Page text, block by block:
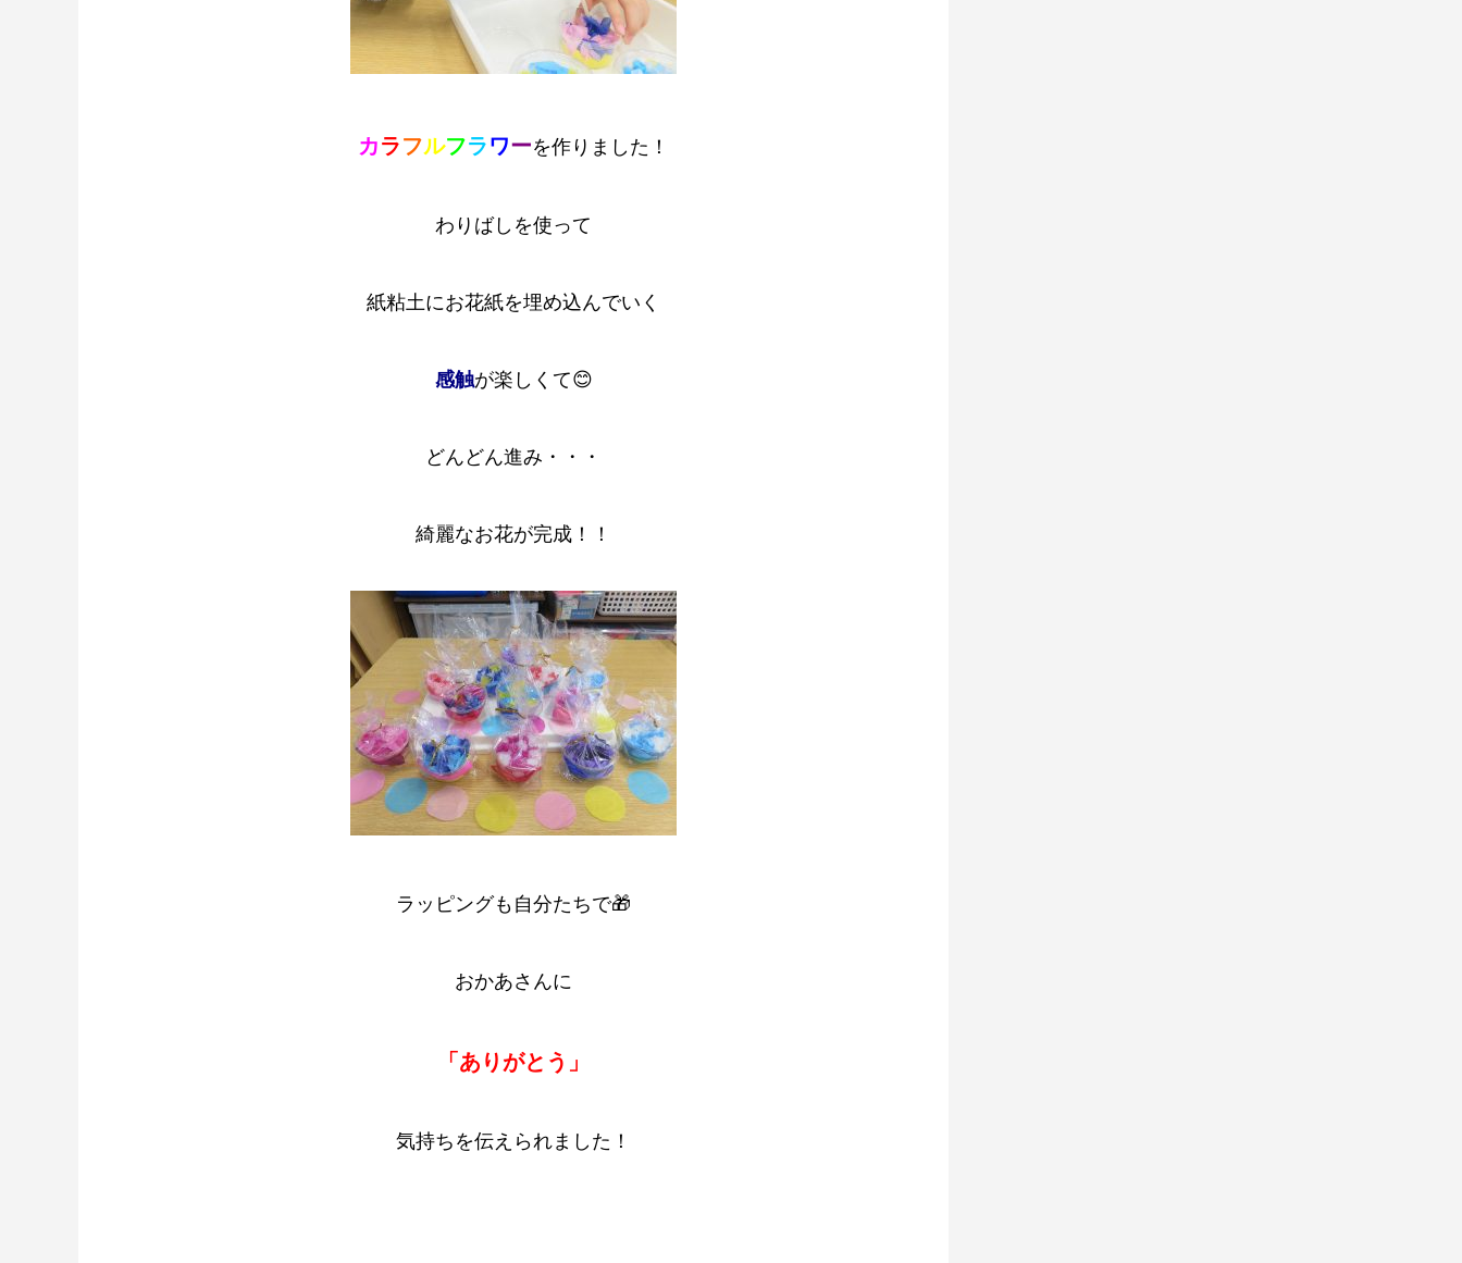
カラフルフラワーを作りました！
わりばしを使って
紙粘土にお花紙を埋め込んでいく
感触が楽しくて😊
どんどん進み・・・
綺麗なお花が完成！！
ラッピングも自分たちで🎁
おかあさんに
「ありがとう」
気持ちを伝えられました！